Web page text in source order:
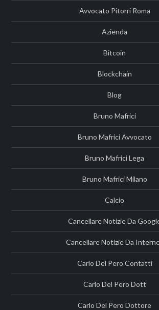
Avvocato Pitorri Roma
Azienda
Bitcoin
Blockchain
Blog
Bruno Mafrici
Bruno Mafrici Avvocato
Bruno Mafrici Lega
Bruno Mafrici Milano
Calcio
Cancellare Notizie Da
Cancellare Notizie Da
Carlo Del Pero Contatti
Carlo Del Pero Dott
Carlo Del Pero Dottore